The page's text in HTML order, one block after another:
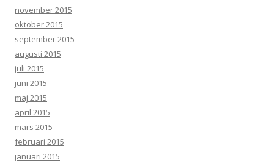
november 2015
oktober 2015
september 2015
augusti 2015
juli 2015
juni 2015
maj 2015
april 2015
mars 2015
februari 2015
januari 2015